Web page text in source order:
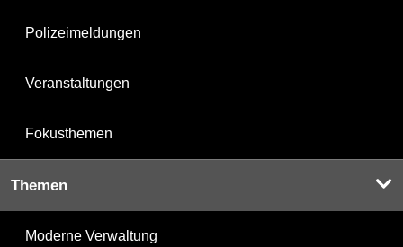
Polizeimeldungen
Veranstaltungen
Fokusthemen
Themen
Moderne Verwaltung